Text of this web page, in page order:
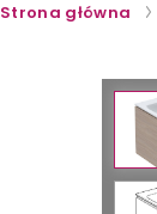
Strona główna